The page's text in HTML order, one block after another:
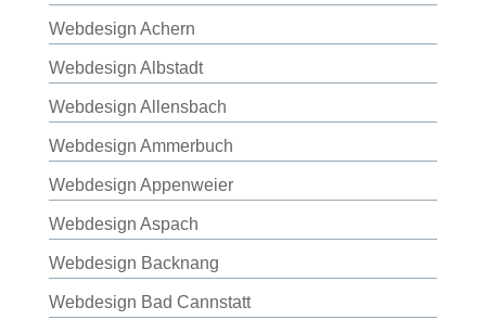
Webdesign Achern
Webdesign Albstadt
Webdesign Allensbach
Webdesign Ammerbuch
Webdesign Appenweier
Webdesign Aspach
Webdesign Backnang
Webdesign Bad Cannstatt